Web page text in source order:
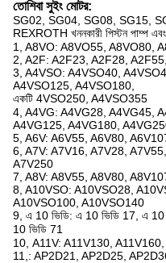
তোশিবা সুইং মোটর:
SG02, SG04, SG08, SG15,
REXROTH খননকারী পিস্টন পাম্প এবং
1, A8VO: A8VO55, A8VO80,
2, A2F: A2F23, A2F28,
3, A4VSO: A4VSO40,
A4VSO125, A4VSO180,
একটি 4VSO250, A4VSO355
4, A4VG: A4VG28, A4VG45,
A4VG125, A4VG180,
5, A6V: A6V55, A6V80,
6, A7V: A7V16, A7V28,
A7V250
7, A8V: A8V55, A8V80,
8, A10VSO: A10VSO28,
A10VSO100, A10VSO140
9, এ 10 ভিডি: এ 10 ভিডি 17, এ
10 ভিডি 71
10, A11V: A11V130,
11,: AP2D21, AP2D25,